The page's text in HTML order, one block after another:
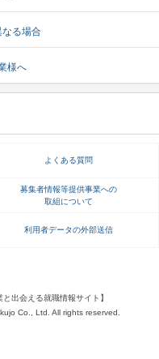
お役立ち記事・相談室など
就活チャンネル
なる場合
様へ
よくある質問
募集者情報等提供事業への
取組について
利用者データの外部送信
と出会える就職情報サイト】
Co., Ltd. All rights reserved.